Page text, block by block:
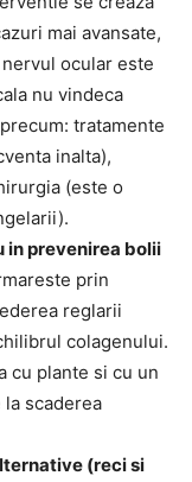
mai avansate,
ocular este
nu vindeca
tratamente
inalta),
(este o
in prevenirea bolii
prin
reglarii
colagenului.
cu plante si cu un
scaderea
(reci si